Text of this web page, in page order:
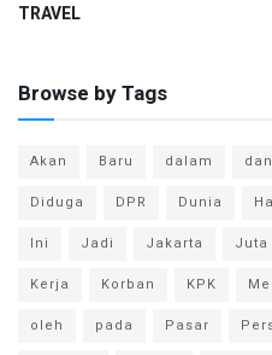
TRAVEL
Browse by Tags
Akan Baru dalam dan
Diduga
DPR Dunia
Ini
Jadi Jakarta Juta
Kerja
Korban KPK
oleh
pada Pasar